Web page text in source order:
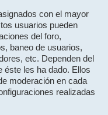
con el mayor
usuarios pueden
del foro,
baneo de usuarios,
etc. Dependen del
éste les ha dado. Ellos
moderación en cada
realizadas